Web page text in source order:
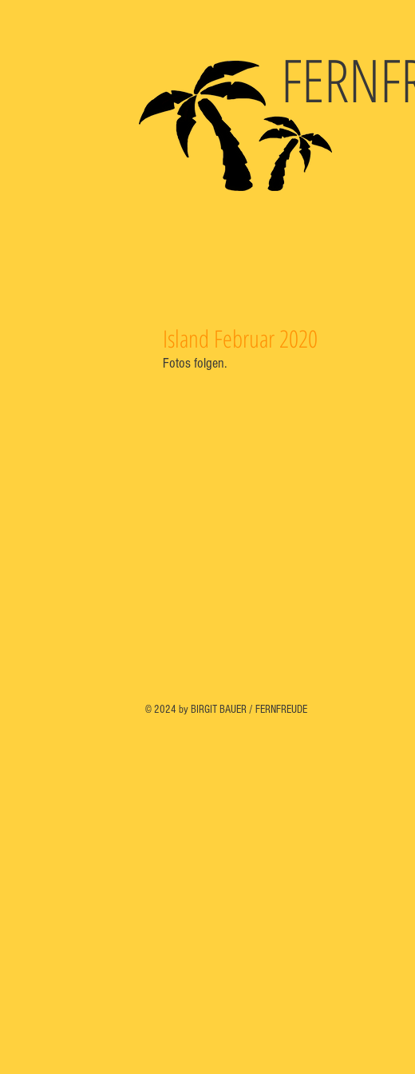
FERN
Island Februar 2020
Fotos folgen.
© 2024 by BIRGIT BAUER / FERNFREUDE